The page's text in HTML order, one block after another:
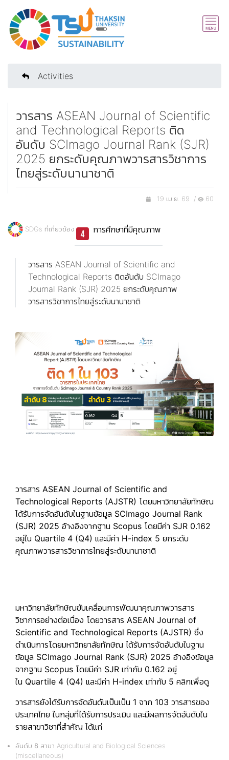
Activities
วารสาร ASEAN Journal of Scientific
and Technological Reports ติด
อันดับ SCImago Journal Rank (SJR)
2025 ยกระดับคุณภาพวารสารวิชาการ
ไทยสู่ระดับนานาชาติ
19 เม.ย. 69 / 60
SDGs ที่เกี่ยวข้อง การศึกษาที่มีคุณภาพ
วารสาร ASEAN Journal of Scientific and
Technological Reports ติดอันดับ SCImago
Journal Rank (SJR) 2025 ยกระดับคุณภาพ
วารสารวิชาการไทยสู่ระดับนานาชาติ
วารสาร ASEAN Journal of Scientific and
Technological Reports (AJSTR) โดยมหาวิทยาลัยทักษิณ
ได้รับการจัดอันดับในฐานข้อมูล SCImago Journal Rank
(SJR) 2025 อ้างอิงจากฐาน Scopus โดยมีค่า SJR 0.162
อยู่ใน Quartile 4 (Q4) และมีค่า H-index 5 ยกระดับ
คุณภาพวารสารวิชาการไทยสู่ระดับนานาชาติ
มหาวิทยาลัยทักษิณขับเคลื่อนการพัฒนาคุณภาพวารสาร
วิชาการอย่างต่อเนื่อง โดยวารสาร ASEAN Journal of
Scientific and Technological Reports (AJSTR) ซึ่ง
ดำเนินการโดยมหาวิทยาลัยทักษิณ ได้รับการจัดอันดับในฐาน
ข้อมูล SCImago Journal Rank (SJR) 2025 อ้างอิงข้อมูล
จากฐาน Scopus โดยมีค่า SJR เท่ากับ 0.162 อยู่
ใน Quartile 4 (Q4) และมีค่า H-index เท่ากับ 5 คลิกเพื่อดู
วารสารยังได้รับการจัดอันดับเป็นเป็น 1 จาก 103 วารสารของ
ประเทศไทย ในกลุ่มที่ได้รับการประเมิน และมีผลการจัดอันดับใน
รายสาขาวิชาที่สำคัญ ได้แก่
อันดับ 8 สาขา Agricultural and Biological Sciences
(miscellaneous)